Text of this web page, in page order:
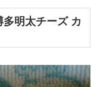
明太チーズ カ